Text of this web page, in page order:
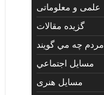
علمی و معلوماتی
گزیده مقالات
مردم چه مي گويند
مسايل اجتماعي
مسايل هنری